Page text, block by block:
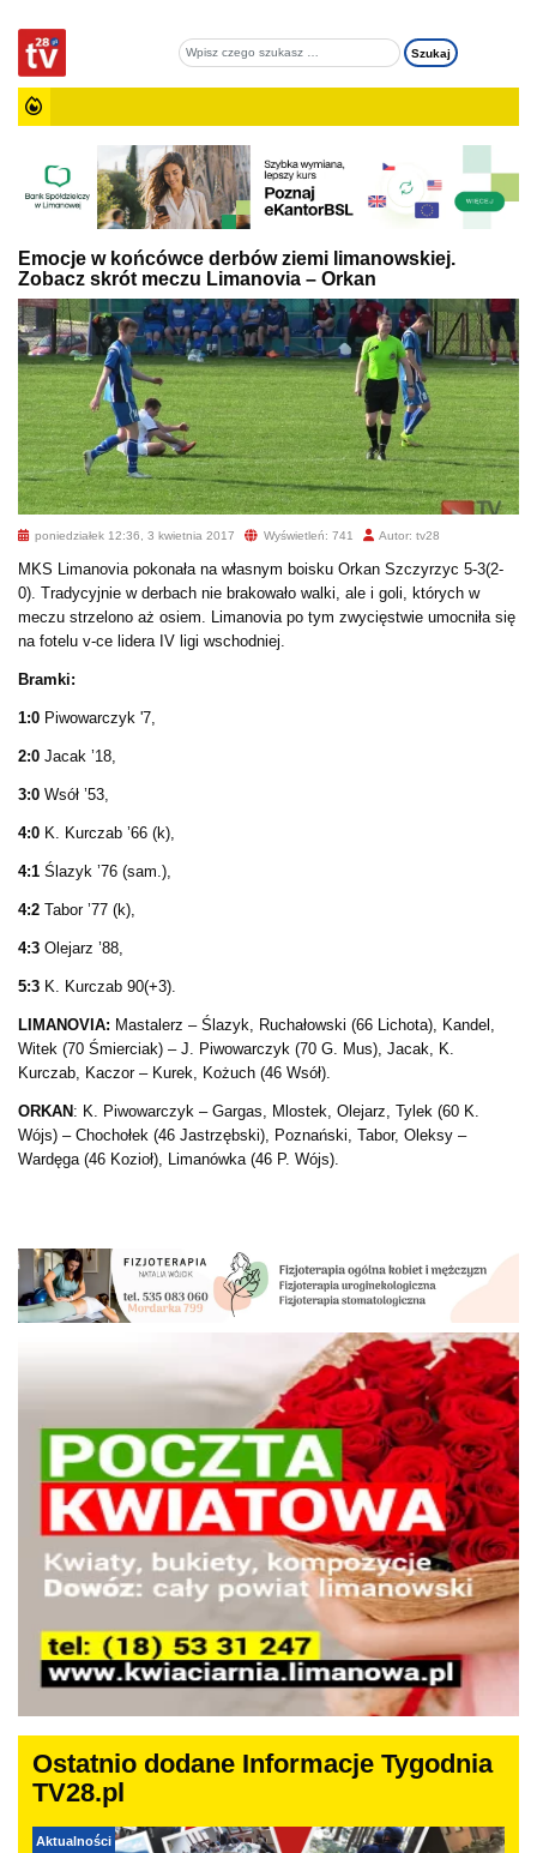
Emocje w końcówce derbów ziemi limanowskiej.
Zobacz skrót meczu Limanovia – Orkan
poniedziałek 12:36, 3 kwietnia 2017 Wyświetleń: 741 Autor: tv28
MKS Limanovia pokonała na własnym boisku Orkan Szczyrzyc 5-3(2-
0). Tradycyjnie w derbach nie brakowało walki, ale i goli, których w
meczu strzelono aż osiem. Limanovia po tym zwycięstwie umocniła się
na fotelu v-ce lidera IV ligi wschodniej.
Bramki:
1:0 Piwowarczyk '7,
2:0 Jacak ’18,
3:0 Wsół ’53,
4:0 K. Kurczab ’66 (k),
4:1 Ślazyk ’76 (sam.),
4:2 Tabor ’77 (k),
4:3 Olejarz ’88,
5:3 K. Kurczab 90(+3).
LIMANOVIA: Mastalerz – Ślazyk, Ruchałowski (66 Lichota), Kandel,
Witek (70 Śmierciak) – J. Piwowarczyk (70 G. Mus), Jacak, K.
Kurczab, Kaczor – Kurek, Kożuch (46 Wsół).
ORKAN: K. Piwowarczyk – Gargas, Mlostek, Olejarz, Tylek (60 K.
Wójs) – Chochołek (46 Jastrzębski), Poznański, Tabor, Oleksy –
Wardęga (46 Kozioł), Limanówka (46 P. Wójs).
Ostatnio dodane Informacje Tygodnia
TV28.pl
Aktualności